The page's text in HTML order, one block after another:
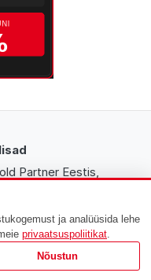
ja analüüsida lehe
privaatsuspoliitikat.
Nõustun
Partner Eestis,
spetsialist nii
saadaval Lenovo
ja
2009. aastast.
või uuendad